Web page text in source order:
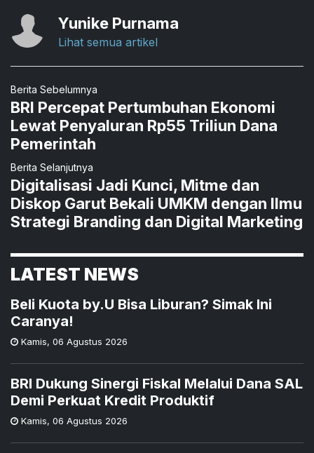
Yunike Purnama
Lihat semua artikel
Berita Sebelumnya
BRI Percepat Pertumbuhan Ekonomi
Lewat Penyaluran Rp55 Triliun Dana
Pemerintah
Berita Selanjutnya
Digitalisasi Jadi Kunci, Mitme dan
Diskop Garut Bekali UMKM dengan Ilmu
Strategi Branding dan Digital Marketing
LATEST NEWS
Beli Kuota by.U Bisa Liburan? Simak Ini
Caranya!
Kamis, 06 Agustus 2026
BRI Dukung Sinergi Fiskal Melalui Dana SAL
Demi Perkuat Kredit Produktif
Kamis, 06 Agustus 2026